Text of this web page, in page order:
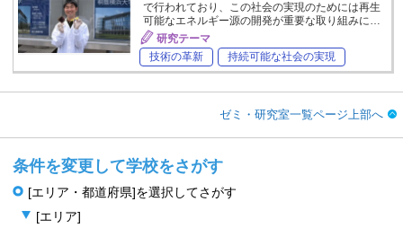
で行われており、この社会の実現のためには再生
可能なエネルギー源の開発が重要な取り組みに…
研究テーマ
技術の革新
持続可能な社会の実現
ゼミ・研究室一覧ページ上部へ
条件を変更して学校をさがす
[エリア・都道府県]を選択してさがす
[エリア]